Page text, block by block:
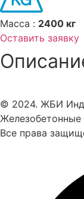
Масса : 2400 кг
Оставить заявку
© 2024. ЖБИ
Железобетонные
Все права